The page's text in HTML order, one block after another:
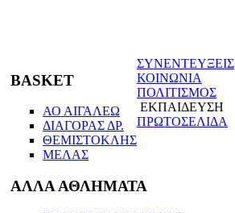
BASKET
ΑΟ ΑΙΓΑΛΕΩ
ΔΙΑΓΟΡΑΣ ΔΡ.
ΘΕΜΙΣΤΟΚΛΗΣ
ΜΕΛΑΣ
ΑΛΛΑ ΑΘΛΗΜΑΤΑ
ΣΥΝΕΝΤΕΥΞΕΙΣ
ΚΟΙΝΩΝΙΑ
ΠΟΛΙΤΙΣΜΟΣ
ΕΚΠΑΙΔΕΥΣΗ
ΠΡΩΤΟΣΕΛΙΔΑ